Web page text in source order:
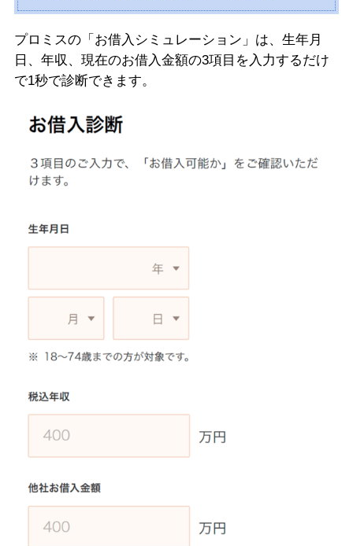
プロミスの「お借入シミュレーション」は、生年月
日、年収、現在のお借入金額の3項目を入力するだけ
で1秒で診断できます。